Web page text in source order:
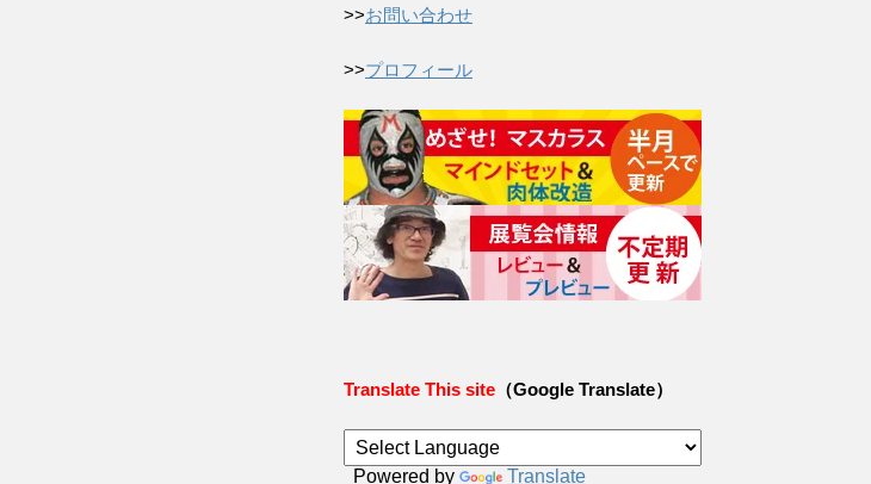
>>お問い合わせ
>>プロフィール
Translate This site （Google Translate）
Powered by Translate